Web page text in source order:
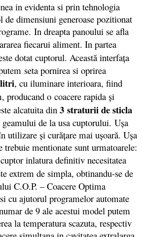
in evidenta si prin tehnologia
dimensiuni generoase pozitionat
In dreapta panoului se afla
fiecarui aliment. In partea
dotat cuptorul. Această interfaţa
seta pornirea si oprirea
, cu iluminare interioara, fiind
producand o coacere rapida şi
alcatuita din 3 straturii de sticla
de la usa cuptorului. Uşa
utilizare şi curăţare mai uşoară. Uşa
mentionate sunt urmatoarele:
inlatura definitiv necesitatea
extrem de simpla, obtinandu-se de
C.O.P. – Coacere Optima
cu ajutorul programelor automate
de 9 ale acestui model putem
la temperatura scazuta, respectiv